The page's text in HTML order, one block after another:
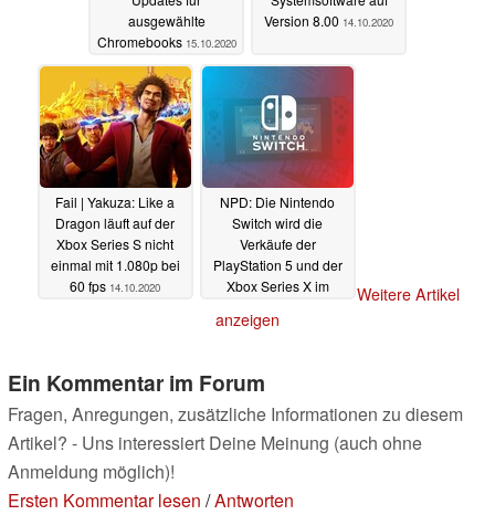
ausgewählte
Chromebooks 15.10.2020
Version 8.00 14.10.2020
Fail | Yakuza: Like a
Dragon läuft auf der
Xbox Series S nicht
einmal mit 1.080p bei
60 fps 14.10.2020
NPD: Die Nintendo
Switch wird die
Verkäufe der
PlayStation 5 und der
Xbox Series X im
13.10.2020
Weitere Artikel
anzeigen
Ein Kommentar im Forum
Fragen, Anregungen, zusätzliche Informationen zu diesem
Artikel? - Uns interessiert Deine Meinung (auch ohne
Anmeldung möglich)!
Ersten Kommentar lesen /Antworten